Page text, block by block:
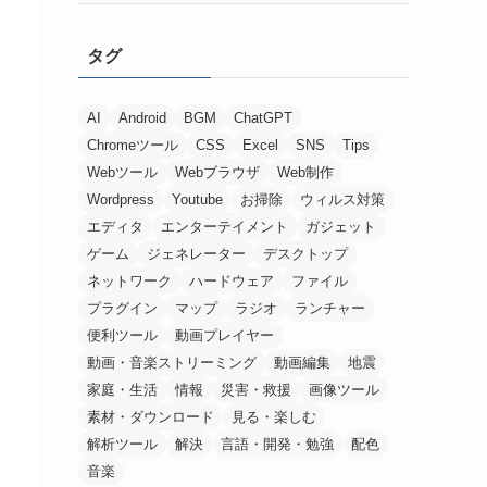
タグ
AI Android BGM
ChatGPT
Chromeツール
CSS Excel SNS
Tips
Webツール
Webブラウザ
Web制作
Wordpress
Youtube お掃除
ウィルス対策
エディタ
エンターテイメント
ガジェット
ゲーム
ジェネレーター
デスクトップ
ネットワーク
ハードウェア
ファイル
プラグイン
マップ ラジオ
ランチャー
便利ツール
動画プレイヤー
動画・音楽ストリーミング
動画編集
地震
家庭・生活
情報 災害・救援
画像ツール
素材・ダウンロード
見る・楽しむ
解析ツール
解決 言語・開発・勉強
配色
音楽